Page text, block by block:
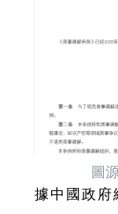
圖
據中國政府